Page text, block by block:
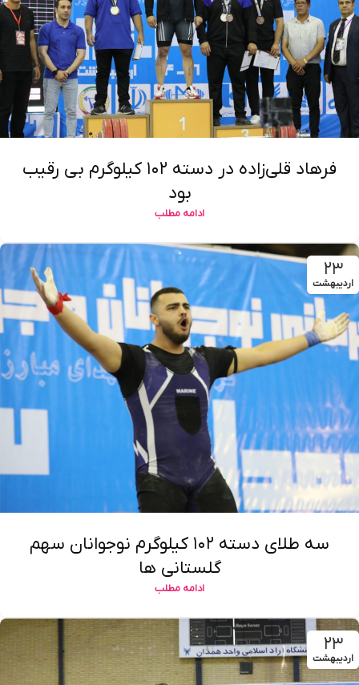
فرهاد قلی‌زاده در دسته ۱۰۲ کیلوگرم بی رقیب
بود
ادامه مطلب
۲۳
اردیبهشت
سه طلای دسته ۱۰۲ کیلوگرم نوجوانان سهم
گلستانی ها
ادامه مطلب
۲۳
اردیبهشت